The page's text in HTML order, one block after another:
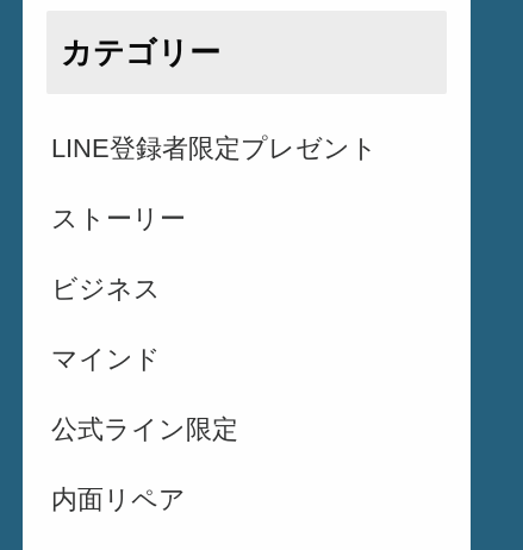
カテゴリー
LINE登録者限定プレゼント
ストーリー
ビジネス
マインド
公式ライン限定
内面リペア